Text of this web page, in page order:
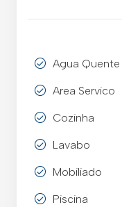
Agua Quente
Area Servico
Cozinha
Lavabo
Mobiliado
Piscina